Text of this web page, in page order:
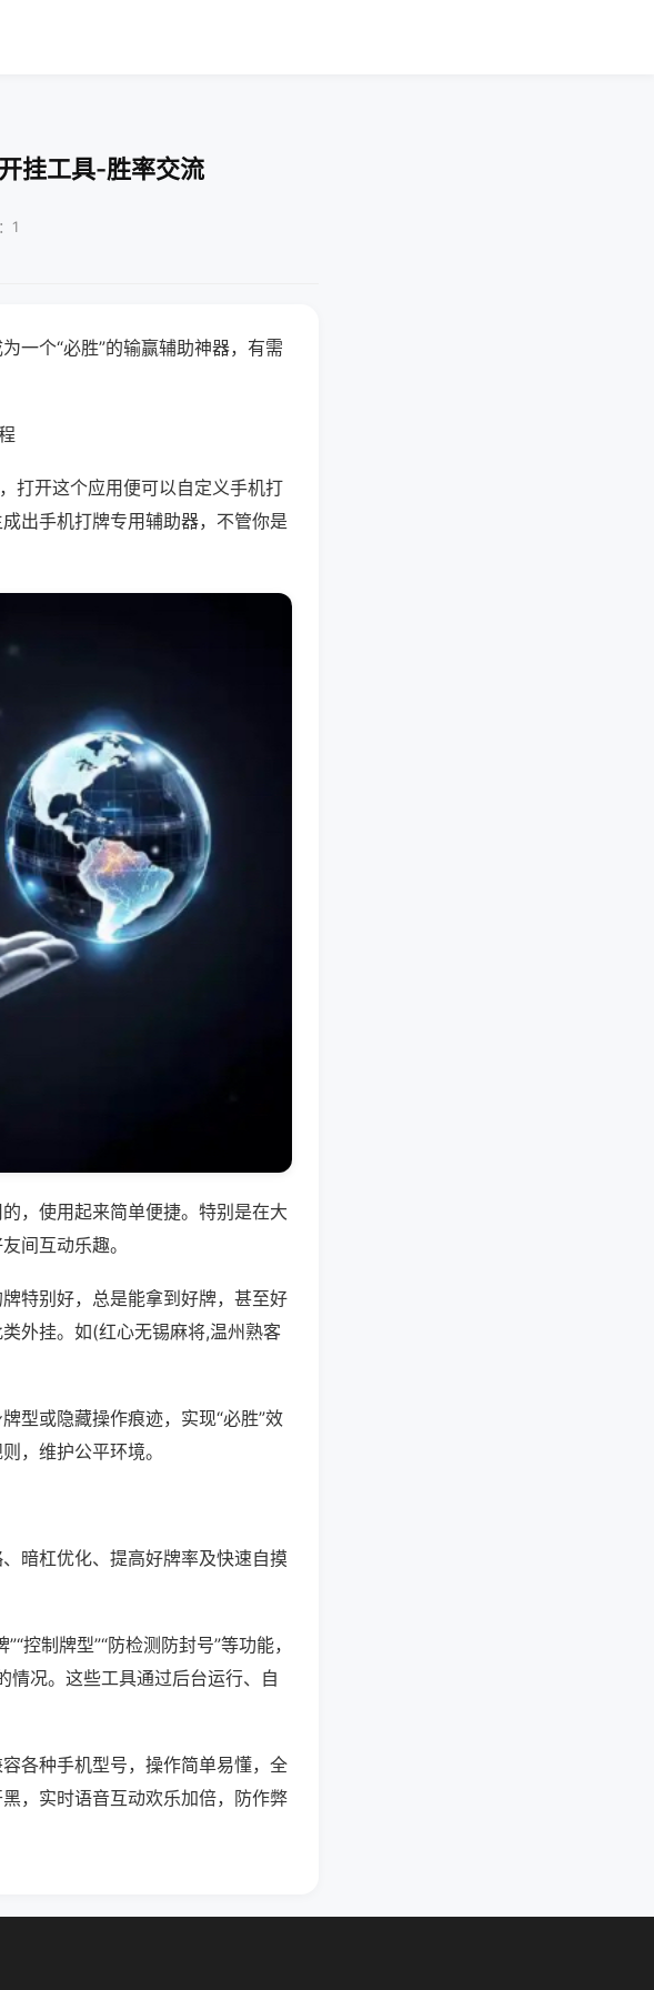
挂工具-胜率交流
1
一个“必胜”的输赢辅助神器，有需
打开这个应用便可以自定义手机打
出手机打牌专用辅助器，不管你是
，使用起来简单便捷。特别是在大
间互动乐趣。
特别好，总是能拿到好牌，甚至好
外挂。如(红心无锡麻将,温州熟客
型或隐藏操作痕迹，实现“必胜”效
，维护公平环境。
暗杠优化、提高好牌率及快速自摸
控制牌型”“防检测防封号”等功能，
情况。这些工具通过后台运行、自
各种手机型号，操作简单易懂，全
，实时语音互动欢乐加倍，防作弊